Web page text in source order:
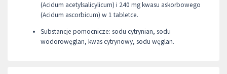
(Acidum acetylsalicylicum) i 240 mg kwasu askorbowego
(Acidum ascorbicum) w 1 tabletce.
Substancje pomocnicze: sodu cytrynian, sodu
wodorowęglan, kwas cytrynowy, sodu węglan.